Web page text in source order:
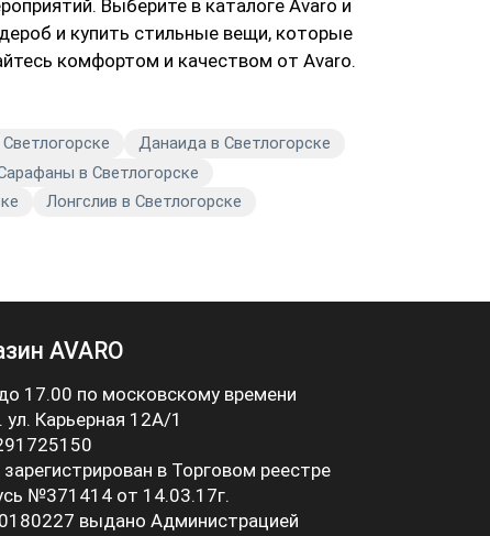
Выберите в каталоге Avaro и
и купить стильные вещи, которые
комфортом и качеством от Avaro.
Данаида в Светлогорске
в Светлогорске
Лонгслив в Светлогорске
AVARO
17.00 по московскому времени
ул. Карьерная 12А/1
в Торговом реестре
№371414 от 14.03.17г.
выдано Администрацией